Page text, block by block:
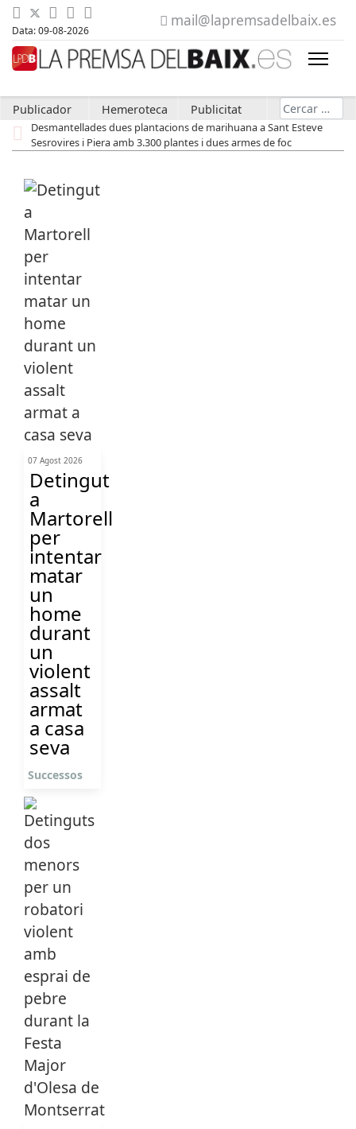
Data: 09-08-2026
mail@lapremsadelbaix.es
Publicador Hemeroteca Publicitat Cerca
Desmantellades dues plantacions de marihuana a Sant Esteve
Sesrovires i Piera amb 3.300 plantes i dues armes de foc
07 Agost 2026
Detingut
a
Martorell
per
intentar
matar
un
home
durant
un
violent
assalt
armat
a casa
seva
Successos